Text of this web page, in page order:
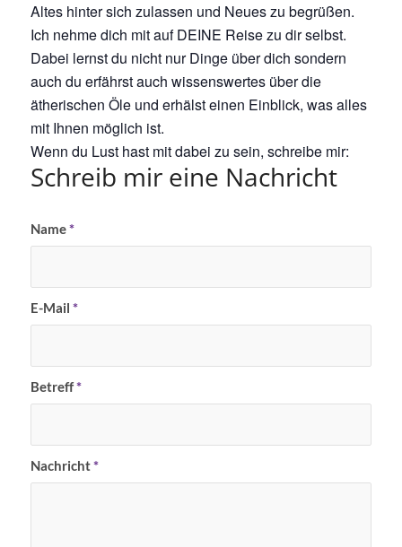
Altes hinter sich zulassen und Neues zu begrüßen.
Ich nehme dich mit auf DEINE Reise zu dir selbst.
Dabei lernst du nicht nur Dinge über dich sondern
auch du erfährst auch wissenswertes über die
ätherischen Öle und erhälst einen Einblick, was alles
mit Ihnen möglich ist.
Wenn du Lust hast mit dabei zu sein, schreibe mir:
Schreib mir eine Nachricht
Name*
E-Mail *
Betreff*
Nachricht*